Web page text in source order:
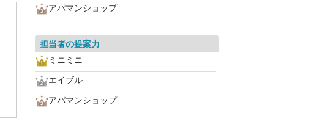
アパマンショップ
担当者の提案力
ミニミニ
エイブル
アパマンショップ